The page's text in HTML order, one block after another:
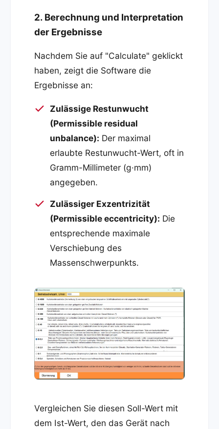
2. Berechnung und Interpretation
der Ergebnisse
Nachdem Sie auf "Calculate" geklickt
haben, zeigt die Software die
Ergebnisse an:
Zulässige Restunwucht
(Permissible residual
unbalance): Der maximal
erlaubte Restunwucht-Wert, oft in
Gramm-Millimeter (g·mm)
angegeben.
Zulässiger Exzentrizität
(Permissible eccentricity): Die
entsprechende maximale
Verschiebung des
Massenschwerpunkts.
Vergleichen Sie diesen Soll-Wert mit
dem Ist-Wert, den das Gerät nach